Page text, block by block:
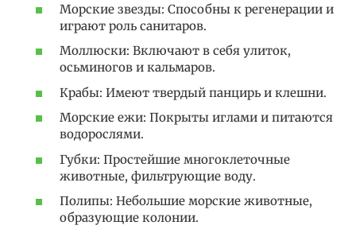
Морские звезды: Способны к регенерации и
играют роль санитаров.
Моллюски: Включают в себя улиток,
осьминогов и кальмаров.
Крабы: Имеют твердый панцирь и клешни.
Морские ежи: Покрыты иглами и питаются
водорослями.
Губки: Простейшие многоклеточные
животные, фильтрующие воду.
Полипы: Небольшие морские животные,
образующие колонии.